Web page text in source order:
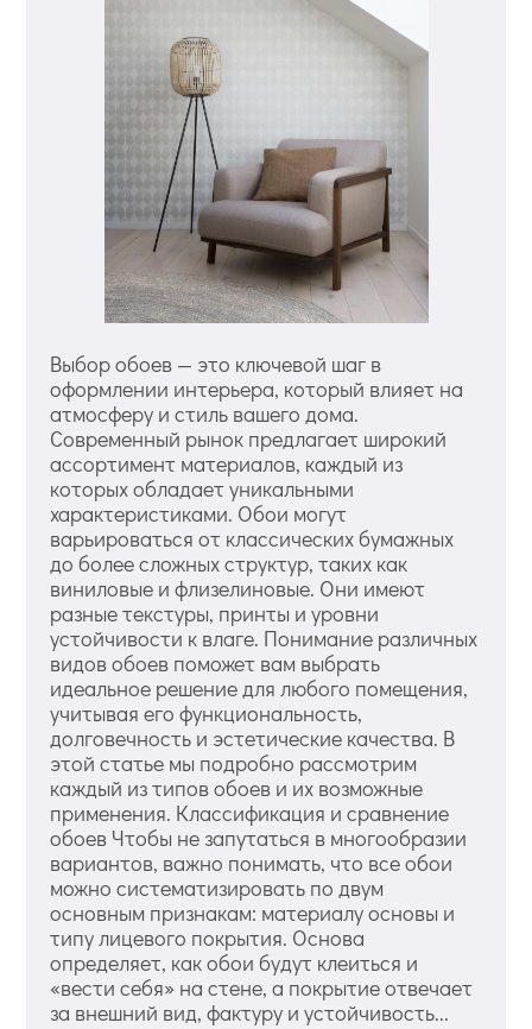
Выбор обоев — это ключевой шаг в
оформлении интерьера, который влияет на
атмосферу и стиль вашего дома.
Современный рынок предлагает широкий
ассортимент материалов, каждый из
которых обладает уникальными
характеристиками. Обои могут
варьироваться от классических бумажных
до более сложных структур, таких как
виниловые и флизелиновые. Они имеют
разные текстуры, принты и уровни
устойчивости к влаге. Понимание различных
видов обоев поможет вам выбрать
идеальное решение для любого помещения,
учитывая его функциональность,
долговечность и эстетические качества. В
этой статье мы подробно рассмотрим
каждый из типов обоев и их возможные
применения. Классификация и сравнение
обоев Чтобы не запутаться в многообразии
вариантов, важно понимать, что все обои
можно систематизировать по двум
основным признакам: материалу основы и
типу лицевого покрытия. Основа
определяет, как обои будут клеиться и
«вести себя» на стене, а покрытие отвечает
за внешний вид, фактуру и устойчивость...